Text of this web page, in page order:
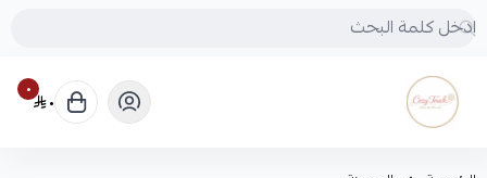
Cozy touch
٠ ٠